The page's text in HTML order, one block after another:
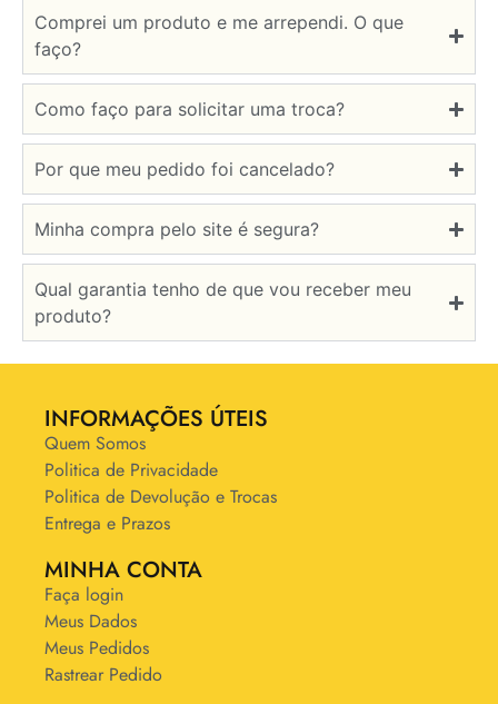
Comprei um produto e me arrependi. O que
faço?
Como faço para solicitar uma troca?
Por que meu pedido foi cancelado?
Minha compra pelo site é segura?
Qual garantia tenho de que vou receber meu
produto?
INFORMAÇÕES ÚTEIS
Quem Somos
Politica de Privacidade
Politica de Devolução e Trocas
Entrega e Prazos
MINHA CONTA
Faça login
Meus Dados
Meus Pedidos
Rastrear Pedido